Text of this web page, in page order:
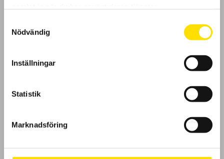
Nödvändig
Inställningar
Statistik
Marknadsföring